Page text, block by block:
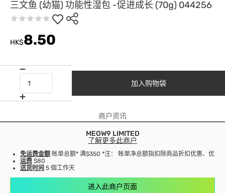
三文鱼 (幼猫) 功能性湿包 -促进成长 (70g) 044256
HK$8.50
加入购物袋
商户资讯
MEOW9 LIMITED
了解更多此商户
免运费金额 帐单总额* 满$350 *注： 帐单净总额指扣除商品折扣优惠、优惠
运费 $80
送货时间 5 個工作天
进入此商户页面